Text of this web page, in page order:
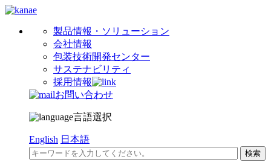
製品情報・ソリューション
会社情報
包装技術開発センター
サステナビリティ
採用情報
お問い合わせ
言語選択
English 日本語